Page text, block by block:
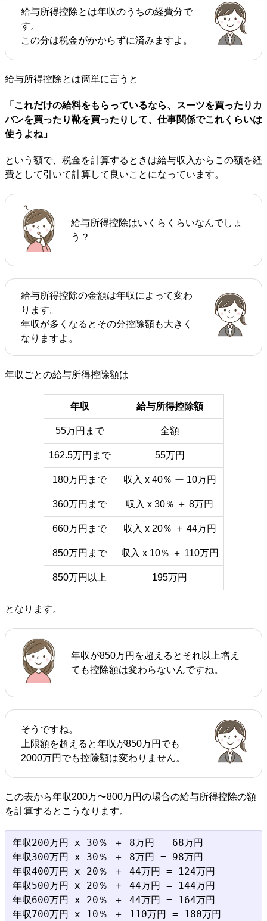
給与所得控除とは年収のうちの経費分で
す。
この分は税金がかからずに済みますよ。
給与所得控除とは簡単に言うと
「これだけの給料をもらっているなら、スーツを買ったりカ
バンを買ったり靴を買ったりして、仕事関係でこれくらいは
使うよね」
という額で、税金を計算するときは給与収入からこの額を経
費として引いて計算して良いことになっています。
給与所得控除はいくらくらいなんでしょ
う？
給与所得控除の金額は年収によって変わ
ります。
年収が多くなるとその分控除額も大きく
なりますよ。
年収ごとの給与所得控除額は
年収 給与所得控除額
55万円まで 全額
162.5万円まで 55万円
180万円まで 収入 x 40％ ー 10万円
360万円まで 収入 x 30％ ＋ 8万円
660万円まで 収入 x 20％ ＋ 44万円
850万円まで 収入 x 10％ ＋ 110万円
850万円以上 195万円
となります。
年収が850万円を超えるとそれ以上増え
ても控除額は変わらないんですね。
そうですね。
上限額を超えると年収が850万円でも
2000万円でも控除額は変わりません。
この表から年収200万〜800万円の場合の給与所得控除の額
を計算するとこうなります。
年収200万円 x 30％ ＋ 8万円 = 68万円
年収300万円 x 30％ ＋ 8万円 = 98万円
年収400万円 x 20％ ＋ 44万円 = 124万円
年収500万円 x 20％ ＋ 44万円 = 144万円
年収600万円 x 20％ ＋ 44万円 = 164万円
年収700万円 x 10％ ＋ 110万円 = 180万円